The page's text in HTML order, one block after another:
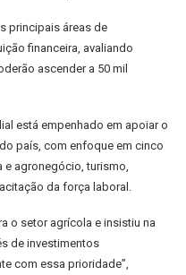
principais áreas de
financeira, avaliando
ascender a 50 mil
está empenhado em apoiar o
país, com enfoque em cinco
e agronegócio, turismo,
da força laboral.
o setor agrícola e insistiu na
de investimentos
com essa prioridade”,